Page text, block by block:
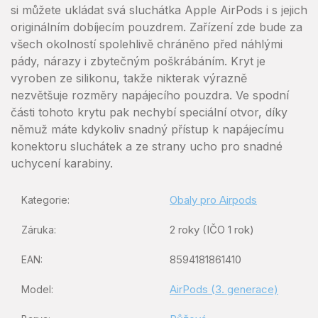
si můžete ukládat svá sluchátka Apple AirPods i s jejich
originálním dobíjecím pouzdrem. Zařízení zde bude za
všech okolností spolehlivě chráněno před náhlými
pády, nárazy i zbytečným poškrábáním. Kryt je
vyroben ze silikonu, takže nikterak výrazně
nezvětšuje rozměry napájecího pouzdra. Ve spodní
části tohoto krytu pak nechybí speciální otvor, díky
němuž máte kdykoliv snadný přístup k napájecímu
konektoru sluchátek a ze strany ucho pro snadné
uchycení karabiny.
Kategorie: Obaly pro Airpods
Záruka: 2 roky (IČO 1 rok)
EAN: 8594181861410
Model: AirPods (3. generace)